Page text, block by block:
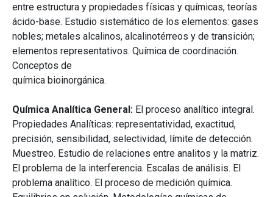
entre estructura y propiedades físicas y químicas, teorías
ácido-base. Estudio sistemático de los elementos: gases
nobles; metales alcalinos, alcalinotérreos y de transición;
elementos representativos. Química de coordinación.
Conceptos de
química bioinorgánica.
Química Analítica General: El proceso analítico integral.
Propiedades Analíticas: representatividad, exactitud,
precisión, sensibilidad, selectividad, límite de detección.
Muestreo. Estudio de relaciones entre analitos y la matriz.
El problema de la interferencia. Escalas de análisis. El
problema analítico. El proceso de medición química.